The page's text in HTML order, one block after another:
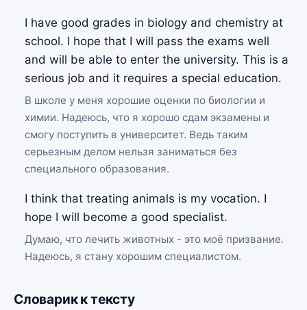
I have good grades in biology and chemistry at
school. I hope that I will pass the exams well
and will be able to enter the university. This is a
serious job and it requires a special education.
В школе у меня хорошие оценки по биологии и
химии. Надеюсь, что я хорошо сдам экзамены и
смогу поступить в университет. Ведь таким
серьезным делом нельзя заниматься без
специального образования.
I think that treating animals is my vocation. I
hope I will become a good specialist.
Думаю, что лечить животных - это моё призвание.
Надеюсь, я стану хорошим специалистом.
Словарик к тексту